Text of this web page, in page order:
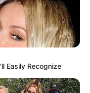
Easily Recognize